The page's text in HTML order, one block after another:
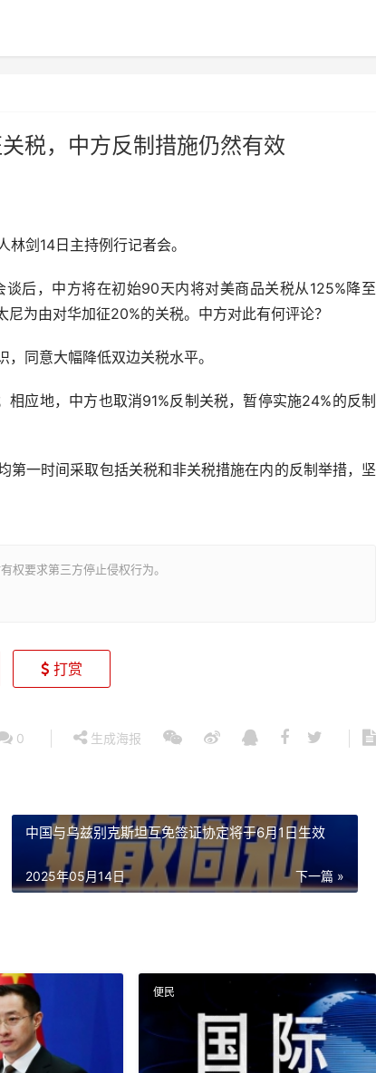
税，中方反制措施仍然有效
剑14日主持例行记者会。
，中方将在初始90天内将对美商品关税从125%降至
为由对华加征20%的关税。中方对此有何评论？
同意大幅降低双边关税水平。
应地，中方也取消91%反制关税，暂停实施24%的反制
一时间采取包括关税和非关税措施在内的反制举措，坚
权要求第三方停止侵权行为。
打赏
0 生成海报
中国与乌兹别克斯坦互免签证协定将于6月1日生效
下一篇 »
2025年05月14日
便民